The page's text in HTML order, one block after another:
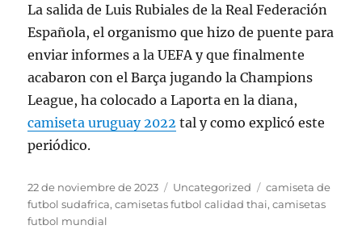
La salida de Luis Rubiales de la Real Federación
Española, el organismo que hizo de puente para
enviar informes a la UEFA y que finalmente
acabaron con el Barça jugando la Champions
League, ha colocado a Laporta en la diana,
camiseta uruguay 2022 tal y como explicó este
periódico.
Publicado
el
22 de noviembre de 2023 Categorías
Uncategorized Etiquetas
camiseta de
futbol sudafrica,camisetas futbol calidad thai,camisetas
futbol mundial